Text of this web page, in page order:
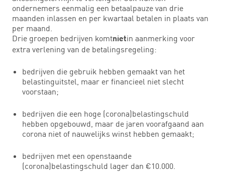
ondernemers eenmalig een betaalpauze van drie
maanden inlassen en per kwartaal betalen in plaats van
per maand.
Drie groepen bedrijven komtnietin aanmerking voor
extra verlening van de betalingsregeling:
bedrijven die gebruik hebben gemaakt van het
belastinguitstel, maar er financieel niet slecht
voorstaan;
bedrijven die een hoge (corona)belastingschuld
hebben opgebouwd, maar de jaren voorafgaand aan
corona niet of nauwelijks winst hebben gemaakt;
bedrijven met een openstaande
(corona)belastingschuld lager dan €10.000.